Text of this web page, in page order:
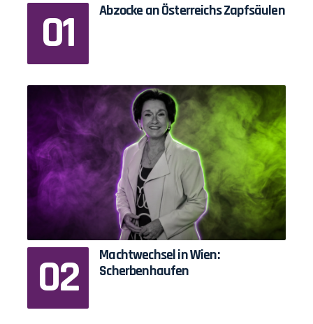
Abzocke an Österreichs Zapfsäulen
Machtwechsel in Wien:
Scherbenhaufen